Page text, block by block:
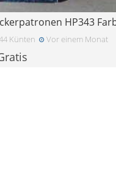
Künten Vor einem Monat